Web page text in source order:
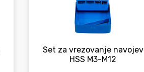
Set za vrezovanje navojev
HSS M3-M12